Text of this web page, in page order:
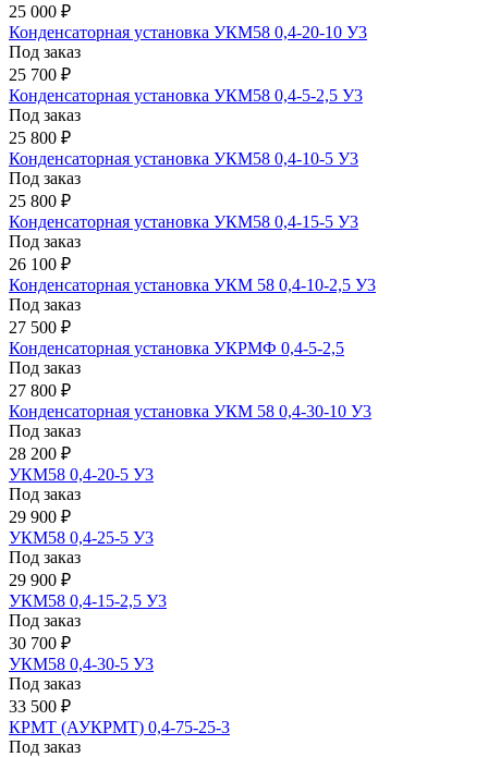
25 000 ₽
Конденсаторная установка УКМ58 0,4-20-10 У3
Под заказ
25 700 ₽
Конденсаторная установка УКМ58 0,4-5-2,5 У3
Под заказ
25 800 ₽
Конденсаторная установка УКМ58 0,4-10-5 У3
Под заказ
25 800 ₽
Конденсаторная установка УКМ58 0,4-15-5 У3
Под заказ
26 100 ₽
Конденсаторная установка УКМ 58 0,4-10-2,5 У3
Под заказ
27 500 ₽
Конденсаторная установка УКРМФ 0,4-5-2,5
Под заказ
27 800 ₽
Конденсаторная установка УКМ 58 0,4-30-10 У3
Под заказ
28 200 ₽
УКМ58 0,4-20-5 У3
Под заказ
29 900 ₽
УКМ58 0,4-25-5 У3
Под заказ
29 900 ₽
УКМ58 0,4-15-2,5 У3
Под заказ
30 700 ₽
УКМ58 0,4-30-5 У3
Под заказ
33 500 ₽
КРМТ (АУКРМТ) 0,4-75-25-3
Под заказ